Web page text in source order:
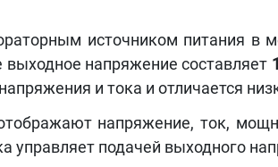
источником питания в
напряжение составляет
и тока и отличается
напряжение, ток,
управляет подачей выходного